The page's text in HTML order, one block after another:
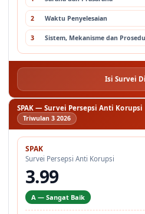
Sistem, Mekanisme dan Prosedur
SPAK — Survei Persepsi Anti Korupsi
Triwulan 3 2026
SPAK
Survei Persepsi Anti Korupsi
3.99
A — Sangat Baik
3 Nilai Terendah